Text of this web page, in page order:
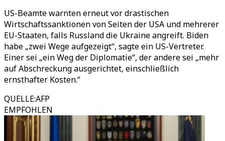
US-Beamte warnten erneut vor drastischen
Wirtschaftssanktionen von Seiten der USA und mehrerer
EU-Staaten, falls Russland die Ukraine angreift. Biden
habe „zwei Wege aufgezeigt“, sagte ein US-Vertreter.
Einer sei „ein Weg der Diplomatie“, der andere sei „mehr
auf Abschreckung ausgerichtet, einschließlich
ernsthafter Kosten.“
QUELLE:AFP
EMPFOHLEN